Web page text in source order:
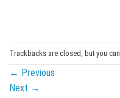
Trackbacks are closed, but you can
← Previous
Next →